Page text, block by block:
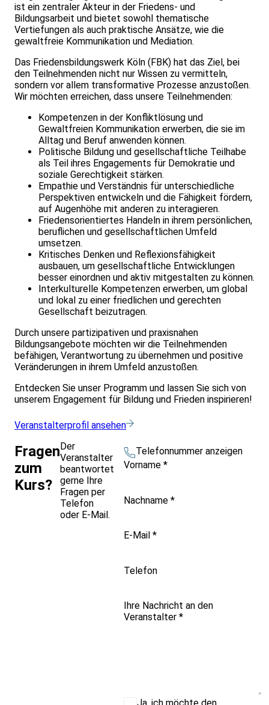
ist ein zentraler Akteur in der Friedens- und
Bildungsarbeit und bietet sowohl thematische
Vertiefungen als auch praktische Ansätze, wie die
gewaltfreie Kommunikation und Mediation.
Das Friedensbildungswerk Köln (FBK) hat das Ziel, bei
den Teilnehmenden nicht nur Wissen zu vermitteln,
sondern vor allem transformative Prozesse anzustoßen.
Wir möchten erreichen, dass unsere Teilnehmenden:
Kompetenzen in der Konfliktlösung und
Gewaltfreien Kommunikation erwerben, die sie im
Alltag und Beruf anwenden können.
Politische Bildung und gesellschaftliche Teilhabe
als Teil ihres Engagements für Demokratie und
soziale Gerechtigkeit stärken.
Empathie und Verständnis für unterschiedliche
Perspektiven entwickeln und die Fähigkeit fördern,
auf Augenhöhe mit anderen zu interagieren.
Friedensorientiertes Handeln in ihrem persönlichen,
beruflichen und gesellschaftlichen Umfeld
umsetzen.
Kritisches Denken und Reflexionsfähigkeit
ausbauen, um gesellschaftliche Entwicklungen
besser einordnen und aktiv mitgestalten zu können.
Interkulturelle Kompetenzen erwerben, um global
und lokal zu einer friedlichen und gerechten
Gesellschaft beizutragen.
Durch unsere partizipativen und praxisnahen
Bildungsangebote möchten wir die Teilnehmenden
befähigen, Verantwortung zu übernehmen und positive
Veränderungen in ihrem Umfeld anzustoßen.
Entdecken Sie unser Programm und lassen Sie sich von
unserem Engagement für Bildung und Frieden inspirieren!
Veranstalterprofil ansehen
Fragen
zum
Kurs?
Der
Veranstalter
beantwortet
gerne Ihre
Fragen per
Telefon
oder E-Mail.
Telefonnummer anzeigen
Vorname *
Nachname *
E-Mail *
Telefon
Ihre Nachricht an den
Veranstalter *
Ja, ich möchte den